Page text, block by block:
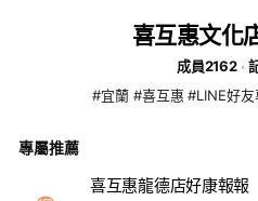
喜互惠文化
成員2162
#宜蘭 #喜互惠 #LINE好
專屬推薦
喜互惠龍德店好康報報